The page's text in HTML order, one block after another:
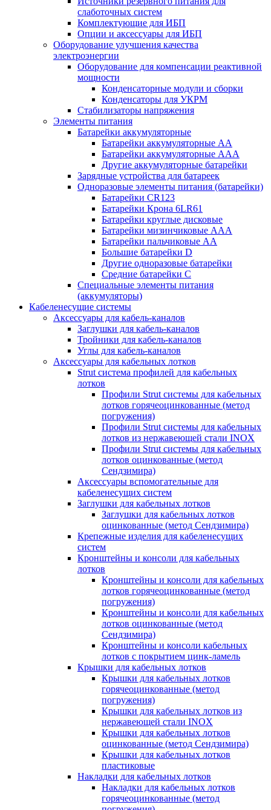
слаботочных систем
Комплектующие для ИБП
Опции и аксессуары для ИБП
Оборудование улучшения качества
электроэнергии
Оборудование для компенсации реактивной
мощности
Конденсаторные модули и сборки
Конденсаторы для УКРМ
Стабилизаторы напряжения
Элементы питания
Батарейки аккумуляторные
Батарейки аккумуляторные АА
Батарейки аккумуляторные ААА
Другие аккумуляторные батарейки
Зарядные устройства для батареек
Одноразовые элементы питания (батарейки)
Батарейки CR123
Батарейки Крона 6LR61
Батарейки круглые дисковые
Батарейки мизинчиковые ААА
Батарейки пальчиковые АА
Большие батарейки D
Другие одноразовые батарейки
Средние батарейки C
Специальные элементы питания
(аккумуляторы)
Кабеленесущие системы
Аксессуары для кабель-каналов
Заглушки для кабель-каналов
Тройники для кабель-каналов
Углы для кабель-каналов
Аксессуары для кабельных лотков
Strut система профилей для кабельных
лотков
Профили Strut системы для кабельных
лотков горячеоцинкованные (метод
погружения)
Профили Strut системы для кабельных
лотков из нержавеющей стали INOX
Профили Strut системы для кабельных
лотков оцинкованные (метод
Сендзимира)
Аксессуары вспомогательные для
кабеленесущих систем
Заглушки для кабельных лотков
Заглушки для кабельных лотков
оцинкованные (метод Сендзимира)
Крепежные изделия для кабеленесущих
систем
Кронштейны и консоли для кабельных
лотков
Кронштейны и консоли для кабельных
лотков горячеоцинкованные (метод
погружения)
Кронштейны и консоли для кабельных
лотков оцинкованные (метод
Сендзимира)
Кронштейны и консоли кабельных
лотков с покрытием цинк-ламель
Крышки для кабельных лотков
Крышки для кабельных лотков
горячеоцинкованные (метод
погружения)
Крышки для кабельных лотков из
нержавеющей стали INOX
Крышки для кабельных лотков
оцинкованные (метод Сендзимира)
Крышки для кабельных лотков
пластиковые
Накладки для кабельных лотков
Накладки для кабельных лотков
горячеоцинкованные (метод